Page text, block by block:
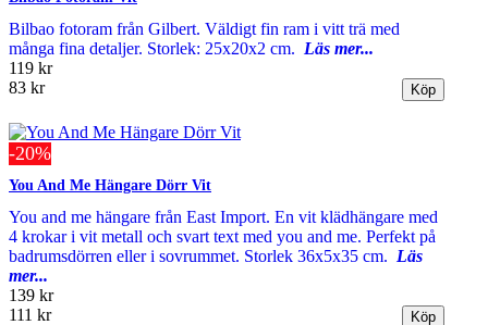
Bilbao fotoram från Gilbert. Väldigt fin ram i vitt trä med
många fina detaljer. Storlek: 25x20x2 cm. Läs mer...
119 kr
83 kr
-20%
You And Me Hängare Dörr Vit
You and me hängare från East Import. En vit klädhängare med
4 krokar i vit metall och svart text med you and me. Perfekt på
badrumsdörren eller i sovrummet. Storlek 36x5x35 cm. Läs
mer...
139 kr
111 kr